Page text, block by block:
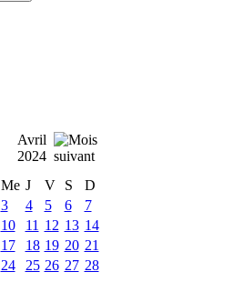
Avril
2024
Me J V S
D
3 4 5 6
7
10 11 12 13 14
17 18 19 20 21
24 25 26 27 28